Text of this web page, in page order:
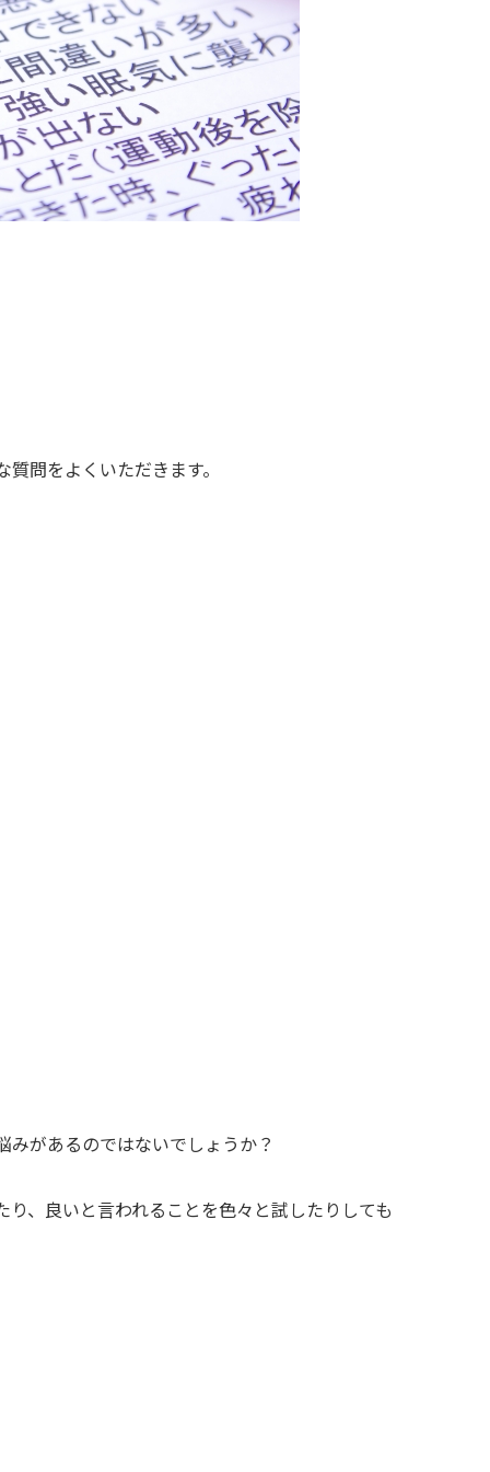
問をよくいただきます。
があるのではないでしょうか？
、良いと言われることを色々と試したりしても